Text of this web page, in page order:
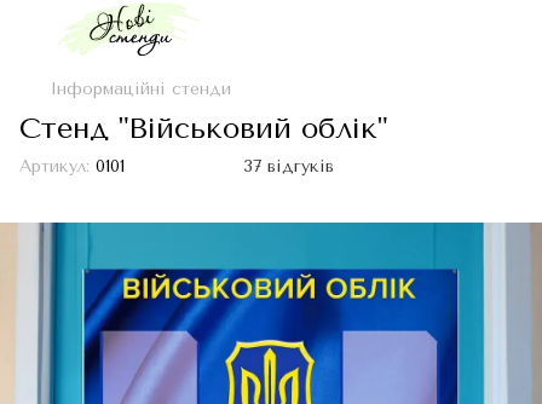
Інформаційні стенди
Стенд "Військовий облік"
Артикул: 0101 37 відгуків